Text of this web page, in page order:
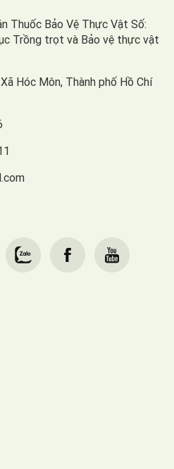
Thuốc Bảo Vệ Thực Vật Số:
Trồng trọt và Bảo vệ thực vật
Hóc Môn, Thành phố Hồ Chí